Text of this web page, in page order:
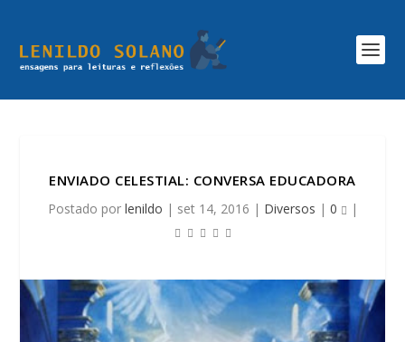
ENVIADO CELESTIAL: CONVERSA EDUCADORA
Postado por lenildo | set 14, 2016 | Diversos | 0 |